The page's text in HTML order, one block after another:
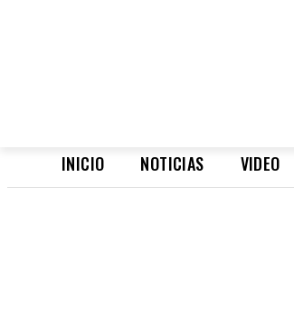
INICIO NOTICIAS VIDEO